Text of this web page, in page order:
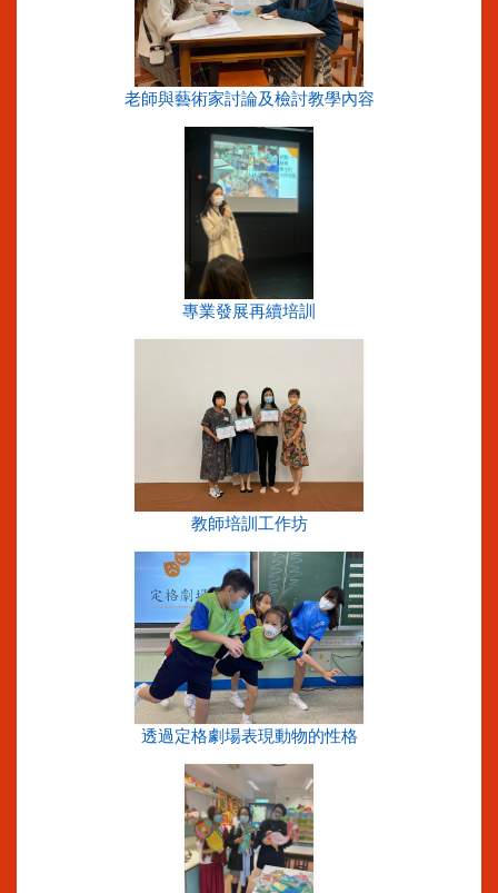
老師與藝術家討論及檢討教學內容
專業發展再續培訓
教師培訓工作坊
透過定格劇場表現動物的性格